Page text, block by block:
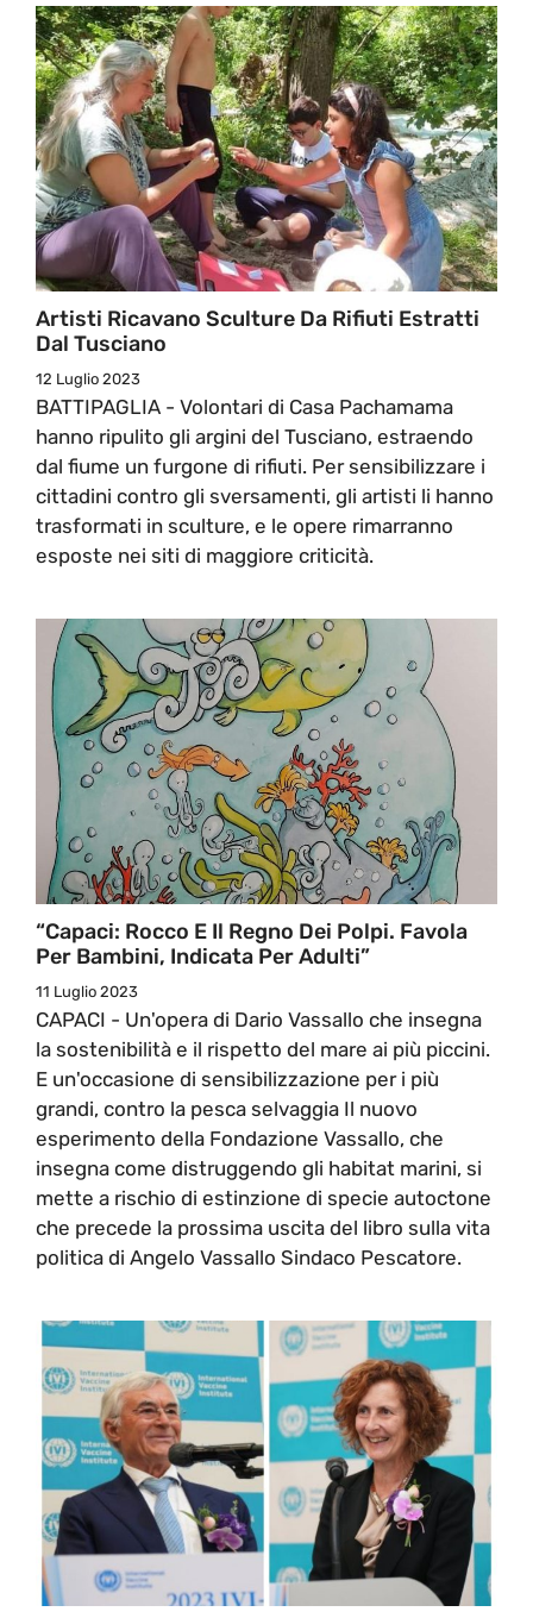
Artisti Ricavano Sculture Da Rifiuti Estratti
Dal Tusciano
12 Luglio 2023
BATTIPAGLIA - Volontari di Casa Pachamama
hanno ripulito gli argini del Tusciano, estraendo
dal fiume un furgone di rifiuti. Per sensibilizzare i
cittadini contro gli sversamenti, gli artisti li hanno
trasformati in sculture, e le opere rimarranno
esposte nei siti di maggiore criticità.
“Capaci: Rocco E Il Regno Dei Polpi. Favola
Per Bambini, Indicata Per Adulti”
11 Luglio 2023
CAPACI - Un'opera di Dario Vassallo che insegna
la sostenibilità e il rispetto del mare ai più piccini.
E un'occasione di sensibilizzazione per i più
grandi, contro la pesca selvaggia Il nuovo
esperimento della Fondazione Vassallo, che
insegna come distruggendo gli habitat marini, si
mette a rischio di estinzione di specie autoctone
che precede la prossima uscita del libro sulla vita
politica di Angelo Vassallo Sindaco Pescatore.